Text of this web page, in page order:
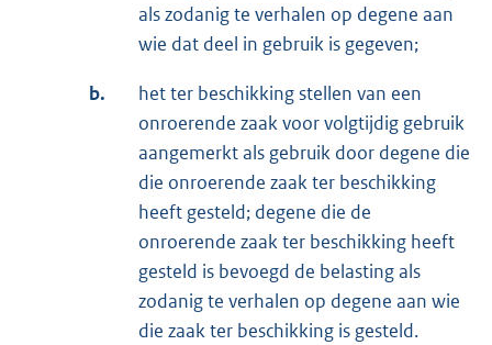
als zodanig te verhalen op degene aan
wie dat deel in gebruik is gegeven;
b.
het ter beschikking stellen van een
onroerende zaak voor volgtijdig gebruik
aangemerkt als gebruik door degene die
die onroerende zaak ter beschikking
heeft gesteld; degene die de
onroerende zaak ter beschikking heeft
gesteld is bevoegd de belasting als
zodanig te verhalen op degene aan wie
die zaak ter beschikking is gesteld.